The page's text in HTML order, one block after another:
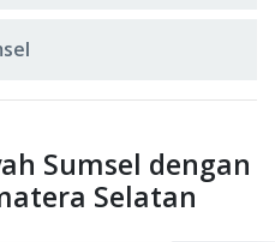
Sumsel dengan
Selatan